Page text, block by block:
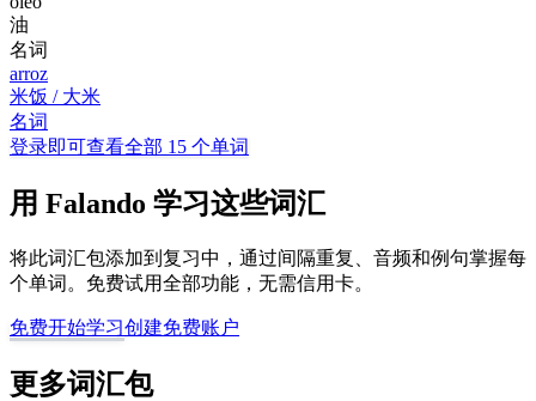
油
名词
arroz
米饭 / 大米
名词
登录即可查看全部 15 个单词
用 Falando 学习这些词汇
将此词汇包添加到复习中，通过间隔重复、音频和例句掌握每
个单词。免费试用全部功能，无需信用卡。
免费开始学习创建免费账户
更多词汇包